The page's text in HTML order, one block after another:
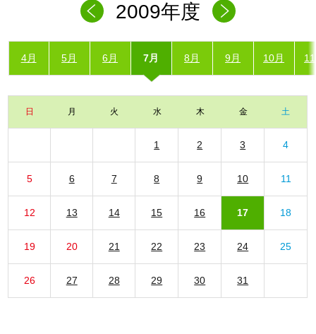
2009年度
4月 5月 6月 7月 8月 9月 10月
日 月 火 水 木 金 土
1 2 3 4
5 6 7 8 9 10 11
12 13 14 15 16 17 18
19 20 21 22 23 24 25
26 27 28 29 30 31